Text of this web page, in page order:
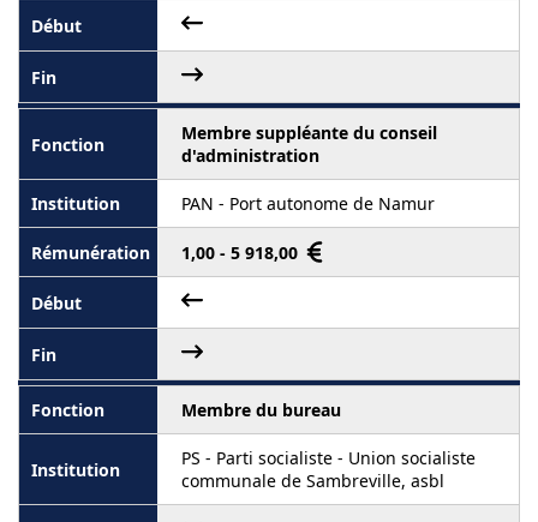
Membre suppléante du conseil
d'administration
PAN - Port autonome de Namur
1,00 - 5 918,00
Membre du bureau
PS - Parti socialiste - Union socialiste
communale de Sambreville, asbl